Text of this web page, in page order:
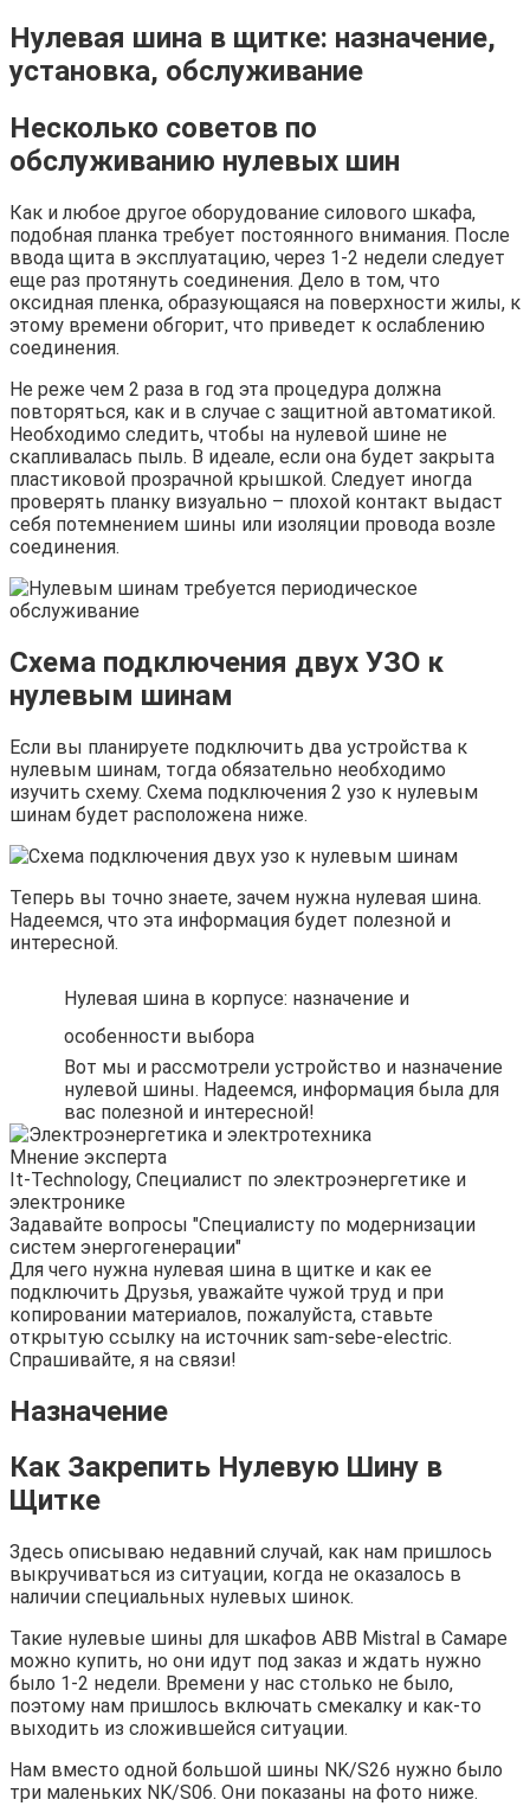
Нулевая шина в щитке: назначение,
установка, обслуживание
Несколько советов по
обслуживанию нулевых шин
Как и любое другое оборудование силового шкафа,
подобная планка требует постоянного внимания. После
ввода щита в эксплуатацию, через 1-2 недели следует
еще раз протянуть соединения. Дело в том, что
оксидная пленка, образующаяся на поверхности жилы, к
этому времени обгорит, что приведет к ослаблению
соединения.
Не реже чем 2 раза в год эта процедура должна
повторяться, как и в случае с защитной автоматикой.
Необходимо следить, чтобы на нулевой шине не
скапливалась пыль. В идеале, если она будет закрыта
пластиковой прозрачной крышкой. Следует иногда
проверять планку визуально – плохой контакт выдаст
себя потемнением шины или изоляции провода возле
соединения.
Схема подключения двух УЗО к
нулевым шинам
Если вы планируете подключить два устройства к
нулевым шинам, тогда обязательно необходимо
изучить схему. Схема подключения 2 узо к нулевым
шинам будет расположена ниже.
Теперь вы точно знаете, зачем нужна нулевая шина.
Надеемся, что эта информация будет полезной и
интересной.
Нулевая шина в корпусе: назначение и
особенности выбора
Вот мы и рассмотрели устройство и назначение
нулевой шины. Надеемся, информация была для
вас полезной и интересной!
Мнение эксперта
It-Technology, Cпециалист по электроэнергетике и
электронике
Задавайте вопросы "Специалисту по модернизации
систем энергогенерации"
Для чего нужна нулевая шина в щитке и как ее
подключить Друзья, уважайте чужой труд и при
копировании материалов, пожалуйста, ставьте
открытую ссылку на источник sam-sebe-electric.
Спрашивайте, я на связи!
Назначение
Как Закрепить Нулевую Шину в
Щитке
Здесь описываю недавний случай, как нам пришлось
выкручиваться из ситуации, когда не оказалось в
наличии специальных нулевых шинок.
Такие нулевые шины для шкафов ABB Mistral в Самаре
можно купить, но они идут под заказ и ждать нужно
было 1-2 недели. Времени у нас столько не было,
поэтому нам пришлось включать смекалку и как-то
выходить из сложившейся ситуации.
Нам вместо одной большой шины NK/S26 нужно было
три маленьких NK/S06. Они показаны на фото ниже.